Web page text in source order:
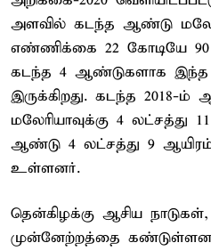
அளவில் கடந்த ஆண்டு
எண்ணிக்கை 22 கோடியே 90
கடந்த 4 ஆண்டுகளாக இந்த
இருக்கிறது. கடந்த
மலேரியாவுக்கு 4 லட்சத்து
ஆண்டு 4 லட்சத்து 9 ஆயிரம்
உள்ளனர்.
தென்கிழக்கு ஆசிய
முன்னேற்றத்தை